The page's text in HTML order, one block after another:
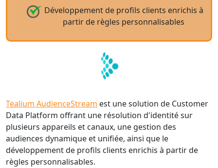
Développement de profils clients enrichis à
partir de règles personnalisables
Tealium AudienceStream est une solution de Customer
Data Platform offrant une résolution d'identité sur
plusieurs appareils et canaux, une gestion des
audiences dynamique et unifiée, ainsi que le
développement de profils clients enrichis à partir de
règles personnalisables.